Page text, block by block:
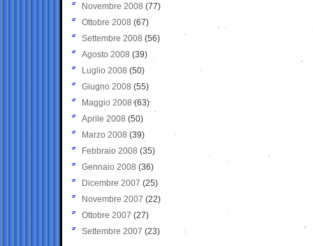
Novembre 2008 (77)
Ottobre 2008 (67)
Settembre 2008 (56)
Agosto 2008 (39)
Luglio 2008 (50)
Giugno 2008 (55)
Maggio 2008(63)
Aprile 2008 (50)
Marzo 2008 (39)
Febbraio 2008 (35)
Gennaio 2008 (36)
Dicembre 2007 (25)
Novembre 2007 (22)
Ottobre 2007 (27)
Settembre 2007 (23)